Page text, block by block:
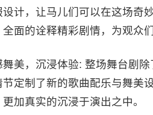
设计，让马儿们可以在这场奇
全面的诠释精彩剧情，为观众
舞美，沉浸体验: 整场舞台剧
节定制了新的歌曲配乐与舞美
加真实的沉浸于演出之中。